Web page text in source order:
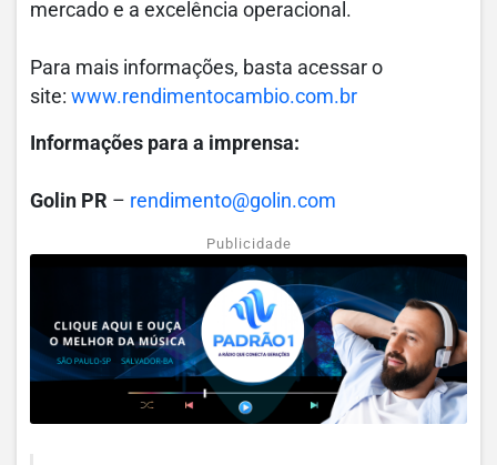
mercado e a excelência operacional.
Para mais informações, basta acessar o
site: www.rendimentocambio.com.br
Informações para a imprensa:
Golin PR – rendimento@golin.com
Publicidade